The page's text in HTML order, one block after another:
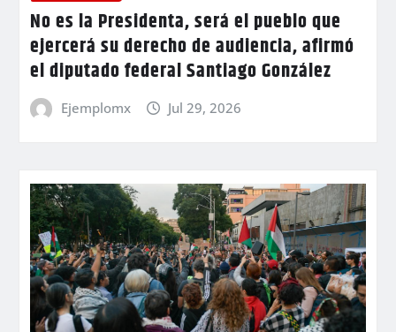
No es la Presidenta, será el pueblo que
ejercerá su derecho de audiencia, afirmó
el diputado federal Santiago González
Ejemplomx Jul 29, 2026